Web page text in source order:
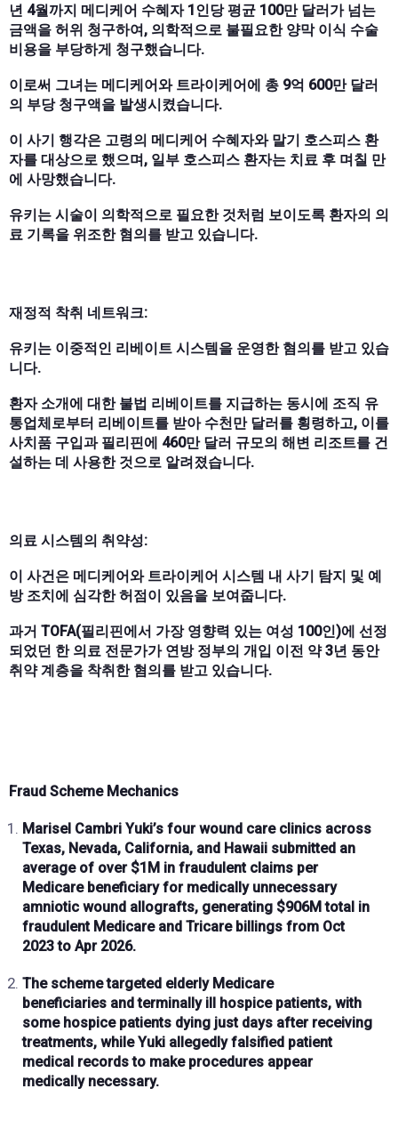
년 4월까지 메디케어 수혜자 1인당 평균 100만 달러가 넘는
금액을 허위 청구하여, 의학적으로 불필요한 양막 이식 수술
비용을 부당하게 청구했습니다.
이로써 그녀는 메디케어와 트라이케어에 총 9억 600만 달러
의 부당 청구액을 발생시켰습니다.
이 사기 행각은 고령의 메디케어 수혜자와 말기 호스피스 환
자를 대상으로 했으며, 일부 호스피스 환자는 치료 후 며칠 만
에 사망했습니다.
유키는 시술이 의학적으로 필요한 것처럼 보이도록 환자의 의
료 기록을 위조한 혐의를 받고 있습니다.
재정적 착취 네트워크:
유키는 이중적인 리베이트 시스템을 운영한 혐의를 받고 있습
니다.
환자 소개에 대한 불법 리베이트를 지급하는 동시에 조직 유
통업체로부터 리베이트를 받아 수천만 달러를 횡령하고, 이를
사치품 구입과 필리핀에 460만 달러 규모의 해변 리조트를 건
설하는 데 사용한 것으로 알려졌습니다.
의료 시스템의 취약성:
이 사건은 메디케어와 트라이케어 시스템 내 사기 탐지 및 예
방 조치에 심각한 허점이 있음을 보여줍니다.
과거 TOFA(필리핀에서 가장 영향력 있는 여성 100인)에 선정
되었던 한 의료 전문가가 연방 정부의 개입 이전 약 3년 동안
취약 계층을 착취한 혐의를 받고 있습니다.
Fraud Scheme Mechanics
Marisel Cambri Yuki’s four wound care clinics across
Texas, Nevada, California, and Hawaii submitted an
average of over $1M in fraudulent claims per
Medicare beneficiaryfor medically unnecessary
amniotic wound allografts, generating $906M total in
fraudulent Medicare and Tricare billings from Oct
2023 to Apr 2026.
The scheme targeted elderly Medicare
beneficiaries andterminally ill hospice patients, with
some hospice patients dying just days after receiving
treatments, while Yuki allegedlyfalsified patient
medical recordsto make procedures appear
medically necessary.